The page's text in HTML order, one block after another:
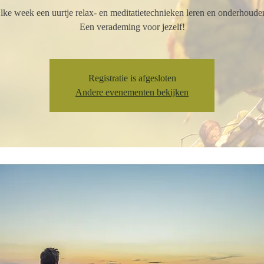
week een uurtje relax- en meditatietechnieken leren en
Een verademing voor jezelf!
Registratie is afgesloten
Andere evenementen bekijken